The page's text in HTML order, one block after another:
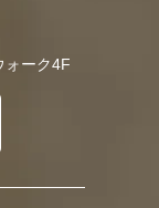
ォーク4F